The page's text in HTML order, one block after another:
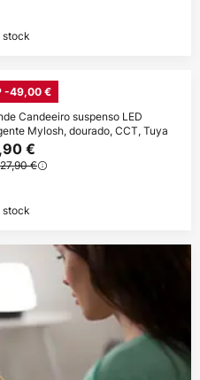
stock
-49,00 €
Candeeiro suspenso LED
Mylosh, dourado, CCT, Tuya
€
€
stock